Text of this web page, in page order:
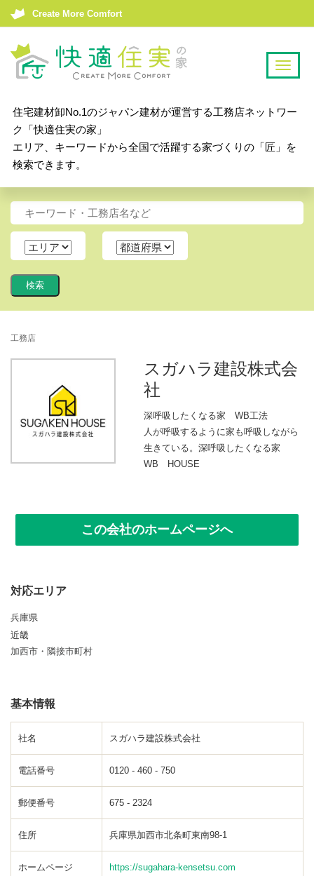
Create More Comfort
T
a
i
o
住宅建材卸No.1のジャパン建材が運営する工務店ネットワー
ク「快適住実の家」
エリア、キーワードから全国で活躍する家づくりの「匠」を
検索できます。
工務店
スガハラ建設株式会
社
深呼吸したくなる家 WB工法
人が呼吸するように家も呼吸しながら
生きている。深呼吸したくなる家
WB HOUSE
この会社のホームページへ
対応エリア
兵庫県
近畿
加西市・隣接市町村
基本情報
社名 スガハラ建設株式会社
電話番号 0120 - 460 - 750
郵便番号 675 - 2324
住所 兵庫県加西市北条町東南98-1
ホームページ https://sugahara-kensetsu.com